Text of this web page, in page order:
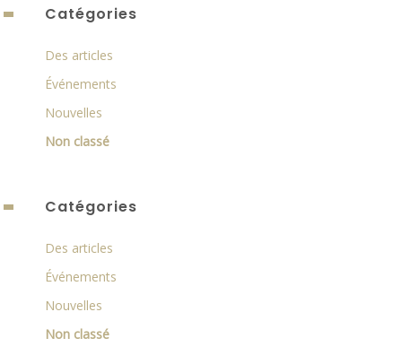
Catégories
Des articles
Événements
Nouvelles
Non classé
Catégories
Des articles
Événements
Nouvelles
Non classé